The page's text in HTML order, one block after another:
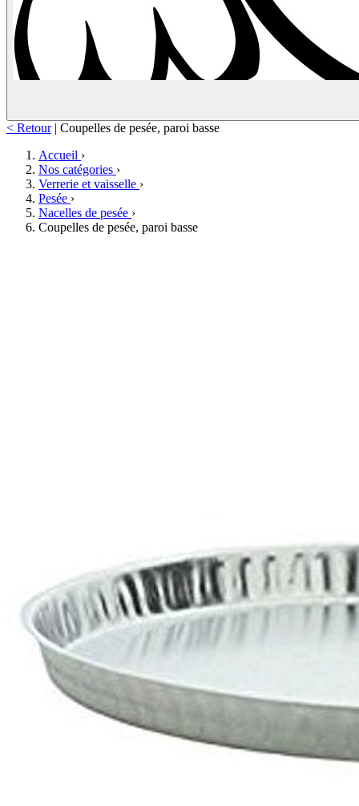
< Retour | Coupelles de pesée, paroi basse
Accueil ›
Nos catégories ›
Verrerie et vaisselle ›
Pesée ›
Nacelles de pesée ›
Coupelles de pesée, paroi basse